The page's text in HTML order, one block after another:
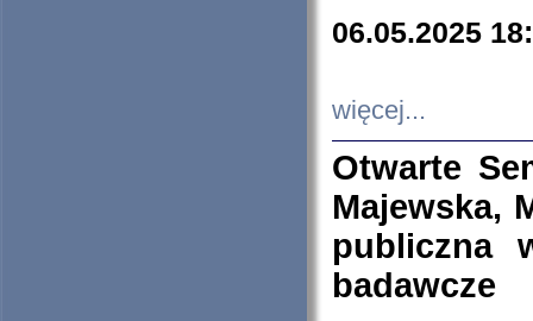
06.05.2025
więcej...
Otwarte
Majewska,
publiczna
badawcze